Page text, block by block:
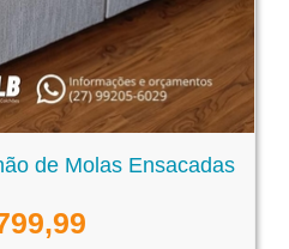
de Molas Ensacadas